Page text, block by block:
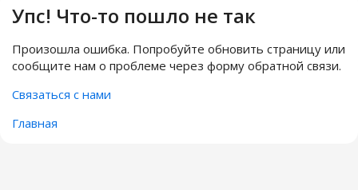
Упс! Что-то пошло не так
Произошла ошибка. Попробуйте обновить страницу или
сообщите нам о проблеме через форму обратной связи.
Связаться с нами
Главная